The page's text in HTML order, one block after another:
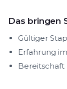
Das bringen
Gültiger
Erfahrung
Bereitschaft